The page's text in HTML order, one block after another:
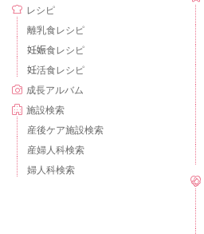
レシピ
離乳食レシピ
妊娠食レシピ
妊活食レシピ
成長アルバム
施設検索
産後ケア施設検索
産婦人科検索
婦人科検索